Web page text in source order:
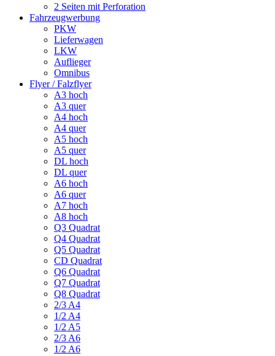
2 Seiten mit Perforation
Fahrzeugwerbung
PKW
Lieferwagen
LKW
Auflieger
Omnibus
Flyer / Falzflyer
A3 hoch
A3 quer
A4 hoch
A4 quer
A5 hoch
A5 quer
DL hoch
DL quer
A6 hoch
A6 quer
A7 hoch
A8 hoch
Q3 Quadrat
Q4 Quadrat
Q5 Quadrat
CD Quadrat
Q6 Quadrat
Q7 Quadrat
Q8 Quadrat
2/3 A4
1/2 A4
1/2 A5
2/3 A6
1/2 A6